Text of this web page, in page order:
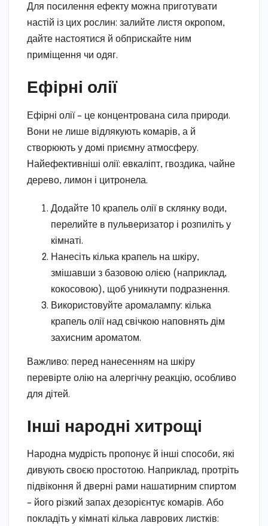
Для посилення ефекту можна приготувати
настій із цих рослин: залийте листя окропом,
дайте настоятися й обприскайте ним
приміщення чи одяг.
Ефірні олії
Ефірні олії – це концентрована сила природи.
Вони не лише відлякують комарів, а й
створюють у домі приємну атмосферу.
Найефективніші олії: евкаліпт, гвоздика, чайне
дерево, лимон і цитронела.
Додайте 10 крапель олії в склянку води,
перелийте в пульверизатор і розпиліть у
кімнаті.
Нанесіть кілька крапель на шкіру,
змішавши з базовою олією (наприклад,
кокосовою), щоб уникнути подразнення.
Використовуйте аромалампу: кілька
крапель олії над свічкою наповнять дім
захисним ароматом.
Важливо: перед нанесенням на шкіру
перевірте олію на алергічну реакцію, особливо
для дітей.
Інші народні хитрощі
Народна мудрість пропонує й інші способи, які
дивують своєю простотою. Наприклад, протріть
підвіконня й дверні рами нашатирним спиртом
– його різкий запах дезорієнтує комарів. Або
покладіть у кімнаті кілька лаврових листків: